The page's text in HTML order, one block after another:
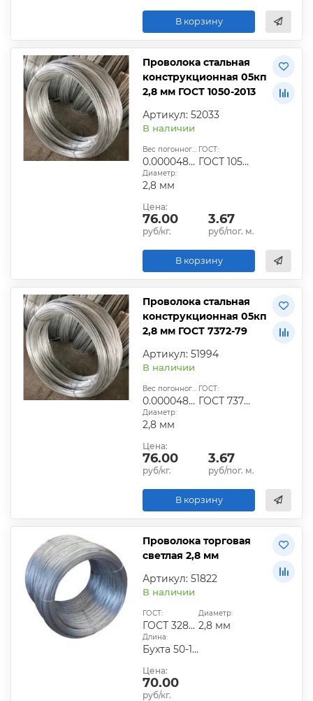
В корзину
Проволока стальная
конструкционная 05кп
2,8 мм ГОСТ 1050-2013
Артикул: 52033
В наличии
Вес погонного метра, т.:
0.0000483336
ГОСТ:
ГОСТ 1050-2013
Диаметр:
2,8 мм
Цена:
76.00
руб/кг.
3.67
руб/пог. м.
В корзину
Проволока стальная
конструкционная 05кп
2,8 мм ГОСТ 7372-79
Артикул: 51994
В наличии
Вес погонного метра, т.:
0.0000483336
ГОСТ:
ГОСТ 7372-79
Диаметр:
2,8 мм
Цена:
76.00
руб/кг.
3.67
руб/пог. м.
В корзину
Проволока торговая
светлая 2,8 мм
Артикул: 51822
В наличии
ГОСТ:
ГОСТ 3282-74
Диаметр:
2,8 мм
Длина:
Бухта 50-100 кг
Цена:
70.00
руб/кг.